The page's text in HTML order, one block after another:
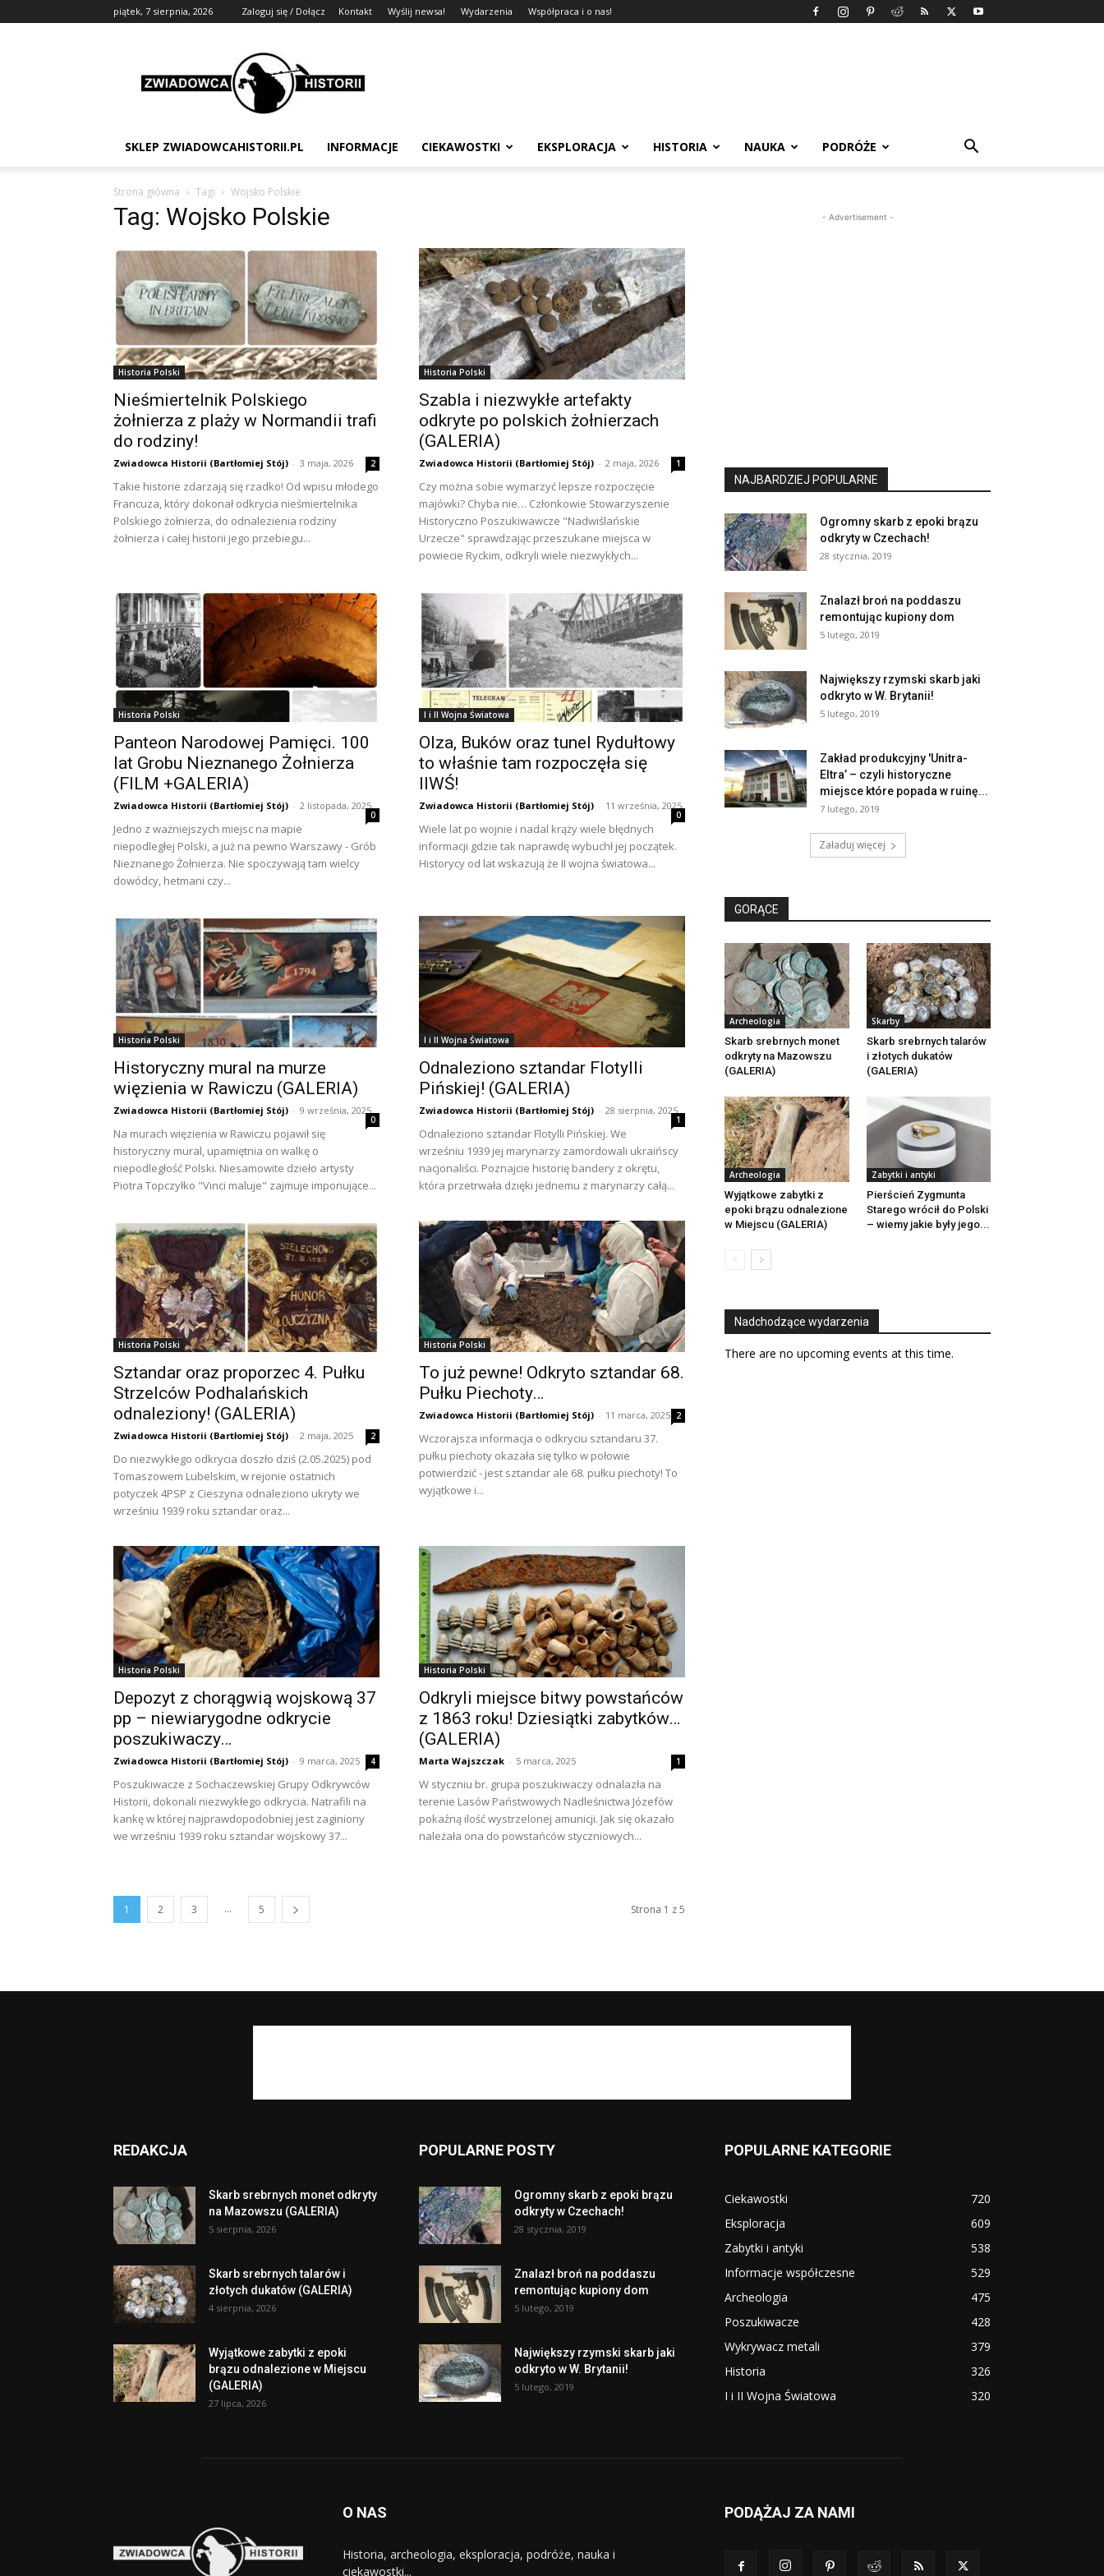
piątek, 7 sierpnia, 2026 Zaloguj się / Dołącz Kontakt Wyślij newsa! Wydarzenia Współpraca i o nas!
Zwiadowca
Historii
SKLEP ZWIADOWCAHISTORII.PL INFORMACJE CIEKAWOSTKI EKSPLORACJA HISTORIA NAUKA PODRÓŻE
Strona główna Tagi Wojsko Polskie
Tag: Wojsko Polskie
Historia Polski
Nieśmiertelnik Polskiego
żołnierza z plaży w Normandii trafi
do rodziny!
Zwiadowca Historii (Bartłomiej Stój) - 3 maja, 2026 2
Takie historie zdarzają się rzadko! Od wpisu młodego
Francuza, który dokonał odkrycia nieśmiertelnika
Polskiego żołnierza, do odnalezienia rodziny
żołnierza i całej historii jego przebiegu...
Historia Polski
Szabla i niezwykłe artefakty
odkryte po polskich żołnierzach
(GALERIA)
Zwiadowca Historii (Bartłomiej Stój) - 2 maja, 2026 1
Czy można sobie wymarzyć lepsze rozpoczęcie
majówki? Chyba nie… Członkowie Stowarzyszenie
Historyczno Poszukiwawcze "Nadwiślańskie
Urzecze" sprawdzając przeszukane miejsca w
powiecie Ryckim, odkryli wiele niezwykłych...
Historia Polski
Panteon Narodowej Pamięci. 100
lat Grobu Nieznanego Żołnierza
(FILM +GALERIA)
Zwiadowca Historii (Bartłomiej Stój) - 2 listopada, 2025
0
Jedno z ważniejszych miejsc na mapie
niepodległej Polski, a już na pewno Warszawy - Grób
Nieznanego Żołnierza. Nie spoczywają tam wielcy
dowódcy, hetmani czy...
I i II Wojna Światowa
Olza, Buków oraz tunel Rydułtowy
to właśnie tam rozpoczęła się
IIWŚ!
Zwiadowca Historii (Bartłomiej Stój) - 11 września, 2025
0
Wiele lat po wojnie i nadal krąży wiele błędnych
informacji gdzie tak naprawdę wybuchł jej początek.
Historycy od lat wskazują że II wojna światowa...
Historia Polski
Historyczny mural na murze
więzienia w Rawiczu (GALERIA)
Zwiadowca Historii (Bartłomiej Stój) - 9 września, 2025
0
Na murach więzienia w Rawiczu pojawił się
historyczny mural, upamiętnia on walkę o
niepodległość Polski. Niesamowite dzieło artysty
Piotra Topczyłko "Vinci maluje" zajmuje imponujące...
I i II Wojna Światowa
Odnaleziono sztandar Flotylli
Pińskiej! (GALERIA)
Zwiadowca Historii (Bartłomiej Stój) - 28 sierpnia, 2025
1
Odnaleziono sztandar Flotylli Pińskiej. We
wrześniu 1939 jej marynarzy zamordowali ukraińscy
nacjonaliści. Poznajcie historię bandery z okrętu,
która przetrwała dzięki jednemu z marynarzy całą...
Historia Polski
Sztandar oraz proporzec 4. Pułku
Strzelców Podhalańskich
odnaleziony! (GALERIA)
Zwiadowca Historii (Bartłomiej Stój) - 2 maja, 2025 2
Do niezwykłego odkrycia doszło dziś (2.05.2025) pod
Tomaszowem Lubelskim, w rejonie ostatnich
potyczek 4PSP z Cieszyna odnaleziono ukryty we
wrześniu 1939 roku sztandar oraz...
Historia Polski
To już pewne! Odkryto sztandar 68.
Pułku Piechoty…
Zwiadowca Historii (Bartłomiej Stój) - 11 marca, 2025 2
Wczorajsza informacja o odkryciu sztandaru 37.
pułku piechoty okazała się tylko w połowie
potwierdzić - jest sztandar ale 68. pułku piechoty! To
wyjątkowe i...
Historia Polski
Depozyt z chorągwią wojskową 37
pp – niewiarygodne odkrycie
poszukiwaczy…
Zwiadowca Historii (Bartłomiej Stój) - 9 marca, 2025 4
Poszukiwacze z Sochaczewskiej Grupy Odkrywców
Historii, dokonali niezwykłego odkrycia. Natrafili na
kankę w której najprawdopodobniej jest zaginiony
we wrześniu 1939 roku sztandar wojskowy 37...
Historia Polski
Odkryli miejsce bitwy powstańców
z 1863 roku! Dziesiątki zabytków…
(GALERIA)
Marta Wajszczak - 5 marca, 2025 1
W styczniu br. grupa poszukiwaczy odnalazła na
terenie Lasów Państwowych Nadleśnictwa Józefów
pokaźną ilość wystrzelonej amunicji. Jak się okazało
należała ona do powstańców styczniowych...
1 2 3 ... 5 Strona 1 z 5
- Advertisement -
NAJBARDZIEJ POPULARNE
Ogromny skarb z epoki brązu
odkryty w Czechach!
28 stycznia, 2019
Znalazł broń na poddaszu
remontując kupiony dom
5 lutego, 2019
Największy rzymski skarb jaki
odkryto w W. Brytanii!
5 lutego, 2019
Zakład produkcyjny 'Unitra-
Eltra’ – czyli historyczne
miejsce które popada w ruinę...
7 lutego, 2019
Załaduj więcej
GORĄCE
Archeologia
Skarb srebrnych monet
odkryty na Mazowszu
(GALERIA)
Skarby
Skarb srebrnych talarów
i złotych dukatów
(GALERIA)
Archeologia
Wyjątkowe zabytki z
epoki brązu odnalezione
w Miejscu (GALERIA)
Zabytki i antyki
Pierścień Zygmunta
Starego wrócił do Polski
– wiemy jakie były jego...
Nadchodzące wydarzenia
There are no upcoming events at this time.
REDAKCJA
Skarb srebrnych monet odkryty
na Mazowszu (GALERIA)
5 sierpnia, 2026
Skarb srebrnych talarów i
złotych dukatów (GALERIA)
4 sierpnia, 2026
Wyjątkowe zabytki z epoki
brązu odnalezione w Miejscu
(GALERIA)
27 lipca, 2026
POPULARNE POSTY
Ogromny skarb z epoki brązu
odkryty w Czechach!
28 stycznia, 2019
Znalazł broń na poddaszu
remontując kupiony dom
5 lutego, 2019
Największy rzymski skarb jaki
odkryto w W. Brytanii!
5 lutego, 2019
POPULARNE KATEGORIE
Ciekawostki
720
Eksploracja
609
Zabytki i antyki
538
Informacje współczesne
529
Archeologia
475
Poszukiwacze
428
Wykrywacz metali
379
Historia
326
I i II Wojna Światowa
320
O NAS
Historia, archeologia, eksploracja, podróże, nauka i
ciekawostki...
PODĄŻAJ ZA NAMI